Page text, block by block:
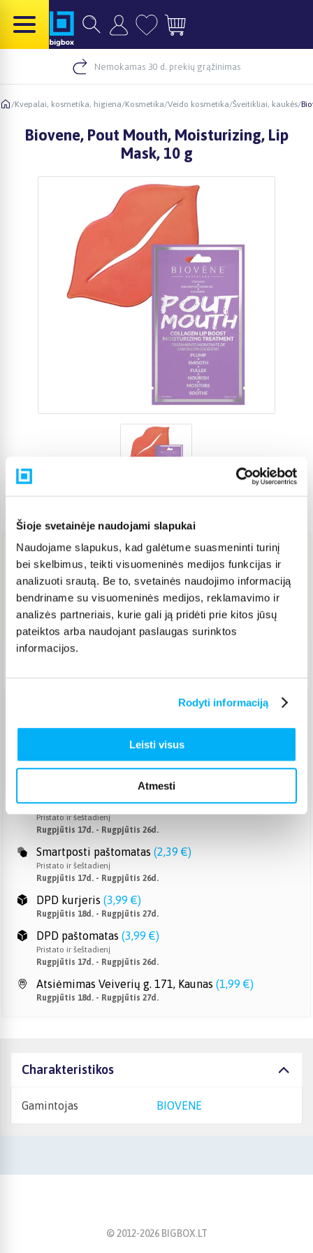
Šioje svetainėje naudojami slapukai
Naudojame slapukus, kad galėtume suasmeninti turinį
bei skelbimus, teikti visuomeninės medijos funkcijas ir
analizuoti srautą. Be to, svetainės naudojimo informaciją
bendriname su visuomeninės medijos, reklamavimo ir
analizės partneriais, kurie gali ją pridėti prie kitos jūsų
pateiktos arba naudojant paslaugas surinktos
informacijos.
Rodyti informaciją
Leisti visus
Atmesti
Nemokamas 30 d. prekių grąžinimas
/Kvepalai, kosmetika, higiena/Kosmetika/Veido kosmetika/Šveitikliai, kaukės/
Biovene, Pout Mouth, Moisturizing, Lip
Mask, 10 g
3,80 €
Į KREPŠELĮ
Rugpjūtis 17d. - Rugpjūtis 26d.
Venipak kurjeris (2,99 €)
Rugpjūtis 18d. - Rugpjūtis 27d.
Omniva paštomatas (2,29 €)
Pristato ir šeštadienį
Rugpjūtis 17d. - Rugpjūtis 26d.
Smartposti paštomatas (2,39 €)
Pristato ir šeštadienį
Rugpjūtis 17d. - Rugpjūtis 26d.
DPD kurjeris (3,99 €)
Rugpjūtis 18d. - Rugpjūtis 27d.
DPD paštomatas (3,99 €)
Pristato ir šeštadienį
Rugpjūtis 17d. - Rugpjūtis 26d.
Atsiėmimas Veiverių g. 171, Kaunas (1,99 €)
Rugpjūtis 18d. - Rugpjūtis 27d.
Charakteristikos
Gamintojas BIOVENE
© 2012-2026BIGBOX.LT